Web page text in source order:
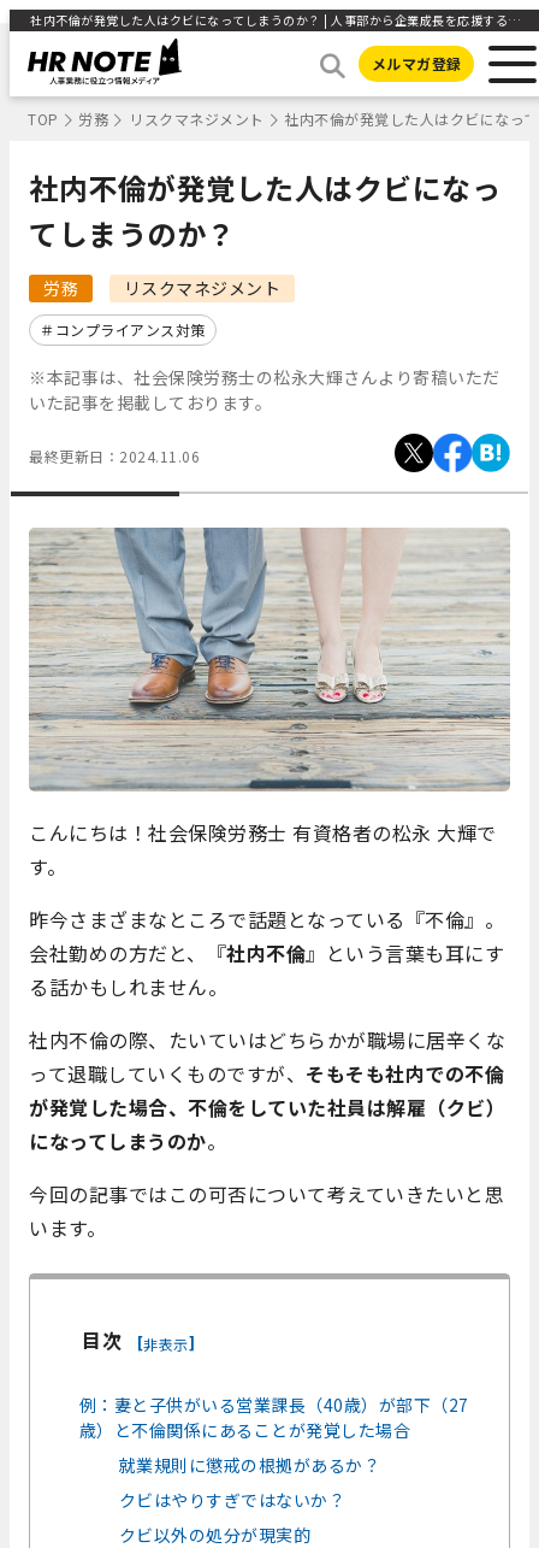
社内不倫が発覚した人はクビになってしまうのか？ | 人事部から企業成長を応援するメディアHR NOTE
メルマガ登録
TOP 労務 リスクマネジメント 社内不倫が発覚した人はクビになっ
社内不倫が発覚した人はクビになっ
てしまうのか？
労務 リスクマネジメント
コンプライアンス対策
※本記事は、社会保険労務士の松永大輝さんより寄稿いただ
いた記事を掲載しております。
最終更新日： 2024.11.06
こんにちは！社会保険労務士 有資格者の松永 大輝で
す。
昨今さまざまなところで話題となっている『不倫』。
会社勤めの方だと、『社内不倫』という言葉も耳にす
る話かもしれません。
社内不倫の際、たいていはどちらかが職場に居辛くな
って退職していくものですが、 そもそも社内での不倫
が発覚した場合、不倫をしていた社員は解雇（クビ）
になってしまうのか。
今回の記事ではこの可否について考えていきたいと思
います。
目次 [非表示]
例：妻と子供がいる営業課長（40歳）が部下（27
歳）と不倫関係にあることが発覚した場合
就業規則に懲戒の根拠があるか？
クビはやりすぎではないか？
クビ以外の処分が現実的